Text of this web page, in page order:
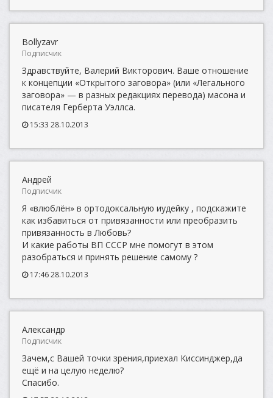
Bollyzavr
Подписчик
Здравствуйте, Валерий Викторович. Ваше отношение
к концепции «Открытого заговора» (или «Легального
заговора» — в разных редакциях перевода) масона и
писателя Герберта Уэллса.
15:33 28.10.2013
Андрей
Подписчик
Я «влюблён» в ортодоксальную иудейку , подскажите
как избавиться от привязанности или преобразить
привязанность в Любовь?
И какие работы ВП СССР мне помогут в этом
разобраться и принять решение самому ?
17:46 28.10.2013
Александр
Подписчик
Зачем,с Вашей точки зрения,приехал Киссинджер,да
ещё и на целую неделю?
Спасибо.